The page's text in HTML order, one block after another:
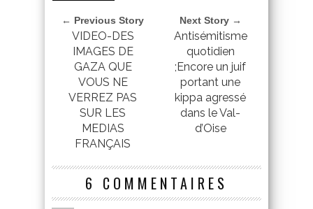
← Previous Story
VIDEO-DES
IMAGES DE
GAZA QUE
VOUS NE
VERREZ PAS
SUR LES
MEDIAS
FRANÇAIS
Next Story →
Antisémitisme
quotidien
;Encore un juif
portant une
kippa agressé
dans le Val-
d’Oise
6 COMMENTAIRES